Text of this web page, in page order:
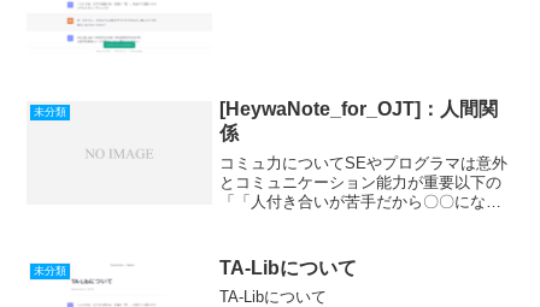
未分類
[HeywaNote_for_OJT]：人間関
係
コミュ力についてSEやプログラマは意外
とコミュニケーション能力が重要以下の
「「人付き合いが苦手だから〇〇になり
力のない優秀な特殊スキル保有者」はレ
ア中のレア」でも議論さ...
未分類 TA-Libについて
TA-Libについて